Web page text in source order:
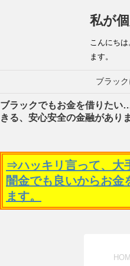
私が
こんにち
ます。
ブラッ
ブラックでもお金を借りたい
きる、安心安全の金融がありま
⇒ハッキリ言って、大
闇金でも良いからお
ます。